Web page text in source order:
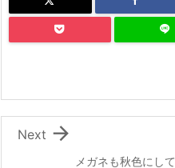
メガネも秋色にし

Next